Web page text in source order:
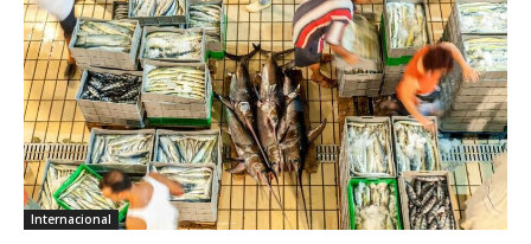
Internacional